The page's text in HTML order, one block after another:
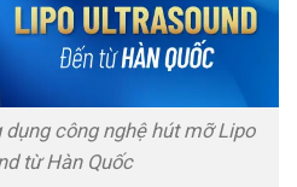
công nghệ hút mỡ Lipo
từ Hàn Quốc